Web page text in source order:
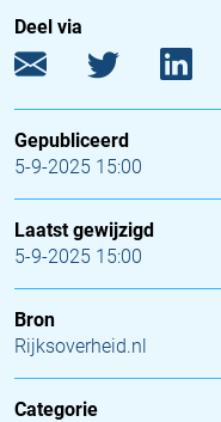
Deel via
Gepubliceerd
5-9-2025 15:00
Laatst gewijzigd
5-9-2025 15:00
Bron
Rijksoverheid.nl
Categorie